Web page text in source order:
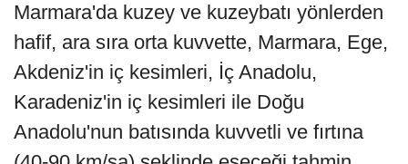
Marmara'da kuzey ve kuzeybatı yönlerden
hafif, ara sıra orta kuvvette, Marmara, Ege,
Akdeniz'in iç kesimleri, İç Anadolu,
Karadeniz'in iç kesimleri ile Doğu
Anadolu'nun batısında kuvvetli ve fırtına